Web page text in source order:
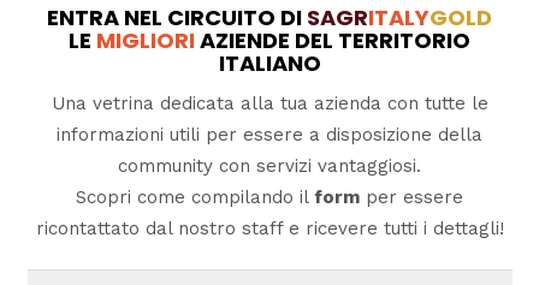
ENTRA NEL CIRCUITO DI SAGRITALYGOLD
LE MIGLIORIAZIENDE DEL TERRITORIO
ITALIANO
Una vetrina dedicata alla tua azienda con tutte le
informazioni utili per essere a disposizione della
community con servizi vantaggiosi.
Scopri come compilando il form per essere
ricontattato dal nostro staff e ricevere tutti i dettagli!